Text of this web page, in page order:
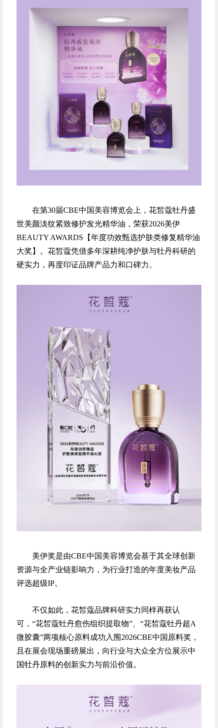
在第30届CBE中国美容博览会上，花皙蔻牡丹盛
世美颜淡纹紧致修护发光精华油，荣获2026美伊
BEAUTY AWARDS【年度功效甄选护肤类修复精华油
大奖】。花皙蔻凭借多年深耕纯净护肤与牡丹科研的
硬实力，再度印证品牌产品力和口碑力。
美伊奖是由CBE中国美容博览会基于其全球创新
资源与全产业链影响力，为行业打造的年度美妆产品
评选超级IP。
不仅如此，花皙蔻品牌科研实力同样再获认
可，“花皙蔻牡丹愈伤组织提取物”、“花皙蔻牡丹超A
微胶囊”两项核心原料成功入围2026CBE中国原料奖，
且在展会现场重磅展出，向行业与大众全方位展示中
国牡丹原料的创新实力与前沿价值。